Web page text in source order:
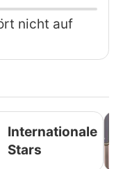
nicht auf
Internationale
Stars